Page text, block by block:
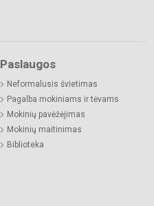
Paslaugos
Neformalusis švietimas
Pagalba mokiniams ir tėvams
Mokinių pavėžėjimas
Mokinių maitinimas
Biblioteka